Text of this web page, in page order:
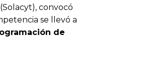
convocó
se llevó a
de